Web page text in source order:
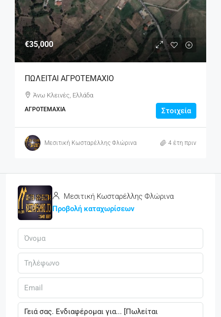
€35,000
ΠΩΛΕΙΤΑΙ ΑΓΡΟΤΕΜΑΧΙΟ
Άνω Κλεινές, Ελλάδα
ΑΓΡΟΤΕΜΆΧΙΑ Στοιχεία
Μεσιτική Κωσταρέλλης Φλώρινα 4 έτη πριν
Μεσιτική Κωσταρέλλης Φλώρινα
Προβολή καταχωρίσεων